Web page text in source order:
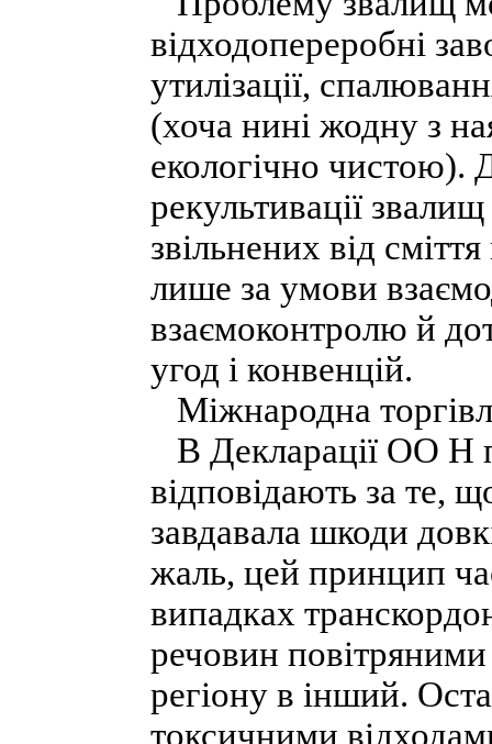
відходопереробні
утилізації,
(хоча нині жодну з
екологічно чистою).
рекультивації
звільнених від
лише за умови
взаємоконтролю й
угод і конвенцій.
Міжнародна
В Декларації ОО Н
відповідають за те,
завдавала шкоди
жаль, цей принцип
випадках
речовин
регіону в інший.
токсичними